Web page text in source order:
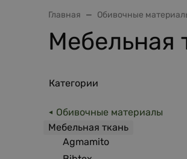
Главная Обивочные
Мебельная
Категории
Обивочные материалы
Мебельная ткань
Agmamito